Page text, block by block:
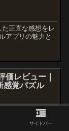
正直な感想をレ
アプリの魅力と
価レビュー｜
感覚パズル
サイドバー